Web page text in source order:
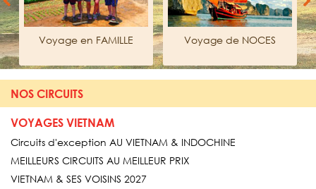
Voyage en FAMILLE Voyage de NOCES
NOS CIRCUITS
VOYAGES VIETNAM
Circuits d'exception AU VIETNAM & INDOCHINE
MEILLEURS CIRCUITS AU MEILLEUR PRIX
VIETNAM & SES VOISINS 2027